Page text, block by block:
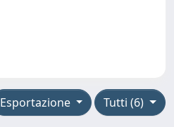
Tutti (6)
Esportazione